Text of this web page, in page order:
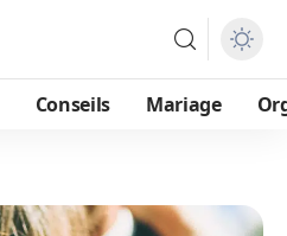
Conseils Mariage